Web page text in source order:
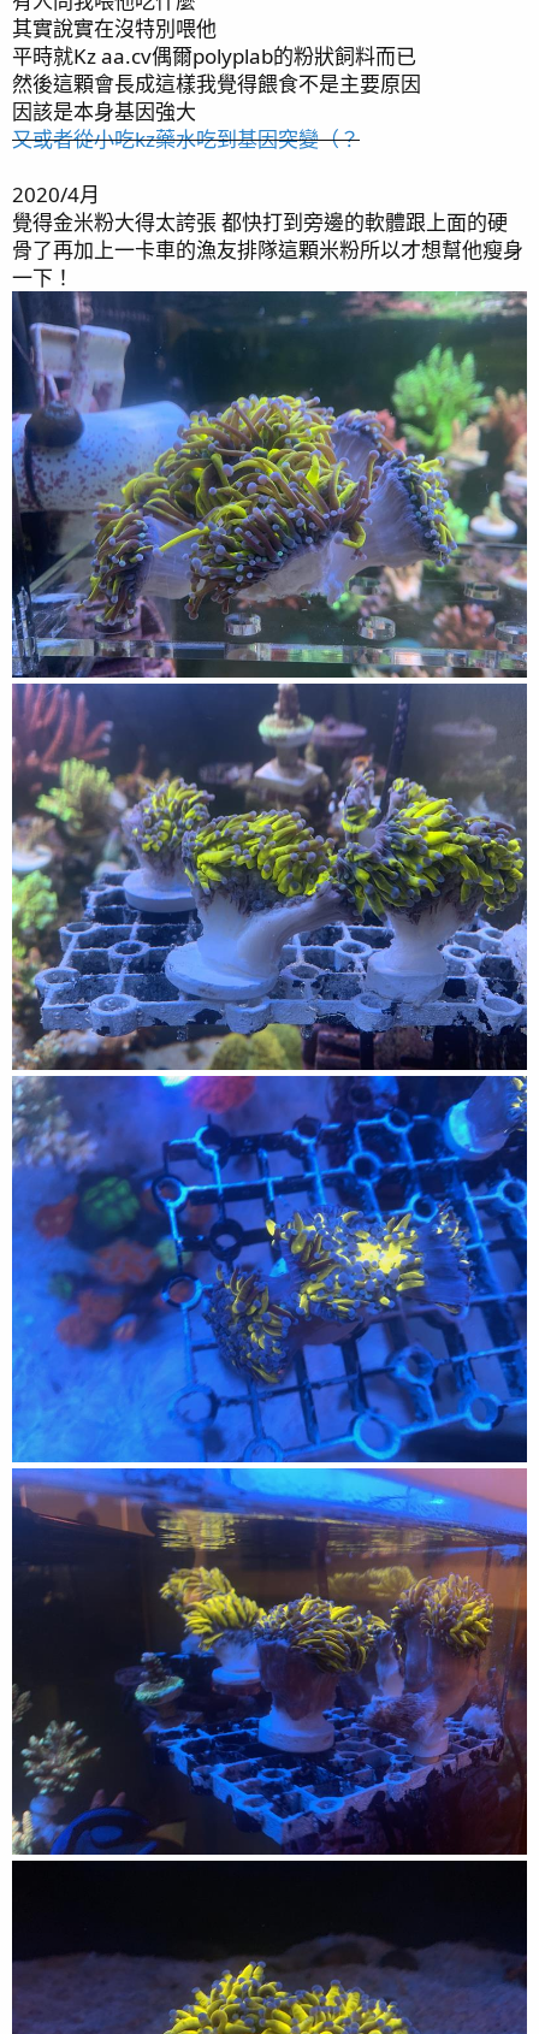
2018/7/8
2017/6/3
R
e
a
c
t
o
n
s
：
missfish
其實說實在沒特別喂他
平時就Kz aa.cv偶爾polyplab的粉狀飼料而已
然後這顆會長成這樣我覺得餵食不是主要原因
因該是本身基因強大
又或者從小吃kz藥水吃到基因突變（？
2020/4月
覺得金米粉大得太誇張 都快打到旁邊的軟體跟上面的硬
骨了再加上一卡車的漁友排隊這顆米粉所以才想幫他瘦身
一下！